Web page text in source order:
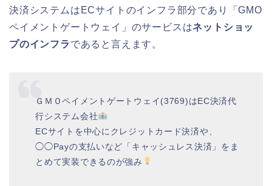
決済システムはECサイトのインフラ部分であり「GMO
ペイメントゲートウェイ」のサービスはネットショッ
プのインフラ であると言えます。
ＧＭＯペイメントゲートウェイ(3769)はEC決済代
行システム会社
ECサイトを中心にクレジットカード決済や、
◯◯Payの支払いなど「キャッシュレス決済」をま
とめて実装できるのが強み